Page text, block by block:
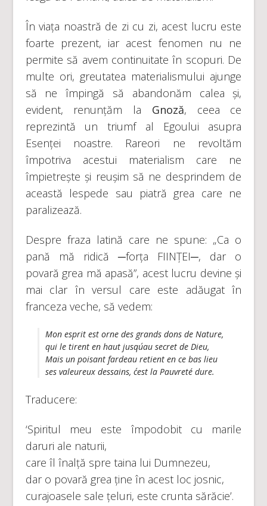
În viața noastră de zi cu zi, acest lucru este
foarte prezent, iar acest fenomen nu ne
permite să avem continuitate în scopuri. De
multe ori, greutatea materialismului ajunge
să ne împingă să abandonăm calea și,
evident, renunțăm la Gnoză, ceea ce
reprezintă un triumf al Egoului asupra
Esenței noastre. Rareori ne revoltăm
împotriva acestui materialism care ne
împietrește și reușim să ne desprindem de
această lespede sau piatră grea care ne
paralizează.
Despre fraza latină care ne spune: „Ca o
pană mă ridică ─forța FIINȚEI─, dar o
povară grea mă apasă”, acest lucru devine și
mai clar în versul care este adăugat în
franceza veche, să vedem:
Mon esprit est orne des grands dons de Nature,
qui le tirent en haut jusqu´au secret de Dieu,
Mais un poisant fardeau retient en ce bas lieu
ses valeureux dessains, c´est la Pauvreté dure.
Traducere:
‘Spiritul meu este împodobit cu marile
daruri ale naturii,
care îl înalță spre taina lui Dumnezeu,
dar o povară grea ține în acest loc josnic,
curajoasele sale țeluri, este crunta sărăcie’.